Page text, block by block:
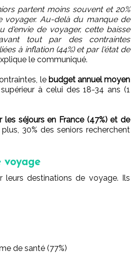
partent moins souvent et 20%
voyager. Au-delà du manque de
d'envie de voyager, cette baisse
tout par des contraintes
à inflation (44%) et par l'état de
le communiqué.
le budget annuel moyen
supérieur à celui des 18-34 ans (1
les séjours en France (47%) et de
30% des seniors recherchent
voyage
leurs destinations de voyage. Ils
de santé (77%)